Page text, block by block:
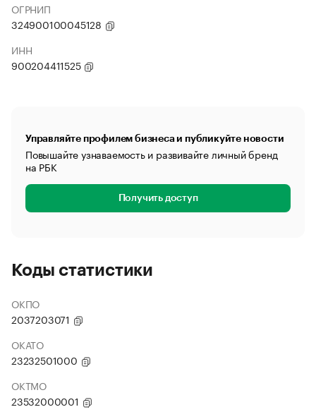
ОГРНИП
324900100045128
ИНН
900204411525
Управляйте профилем бизнеса и публикуйте новости
Повышайте узнаваемость и развивайте личный бренд
на РБК
Получить доступ
Коды статистики
ОКПО
2037203071
ОКАТО
23232501000
ОКТМО
23532000001